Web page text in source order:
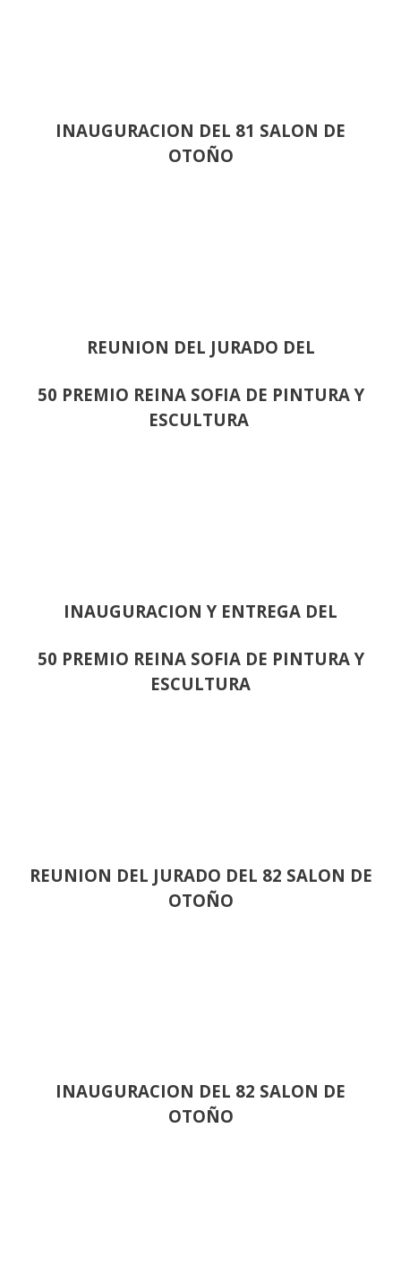
INAUGURACION DEL 81 SALON DE
OTOÑO
REUNION DEL JURADO DEL
50 PREMIO REINA SOFIA DE PINTURA Y
ESCULTURA
INAUGURACION Y ENTREGA DEL
50 PREMIO REINA SOFIA DE PINTURA Y
ESCULTURA
REUNION DEL JURADO DEL 82 SALON DE
OTOÑO
INAUGURACION DEL 82 SALON DE
OTOÑO